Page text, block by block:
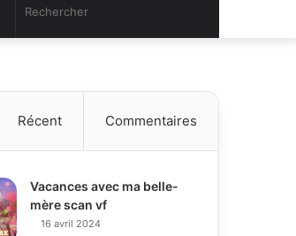
Article
Récent Commentaires
Vacances avec ma belle-
mère scan vf
16 avril 2024